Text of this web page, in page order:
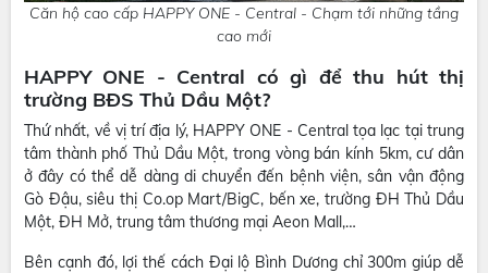
Căn hộ cao cấp HAPPY ONE - Central - Chạm tới những tầng
cao mới
HAPPY ONE - Central có gì để thu hút thị
trường BĐS Thủ Dầu Một?
Thứ nhất, về vị trí địa lý, HAPPY ONE - Central tọa lạc tại trung
tâm thành phố Thủ Dầu Một, trong vòng bán kính 5km, cư dân
ở đây có thể dễ dàng di chuyển đến bệnh viện, sân vận động
Gò Đậu, siêu thị Co.op Mart/BigC, bến xe, trường ĐH Thủ Dầu
Một, ĐH Mở, trung tâm thương mại Aeon Mall,…
Bên cạnh đó, lợi thế cách Đại lộ Bình Dương chỉ 300m giúp dễ